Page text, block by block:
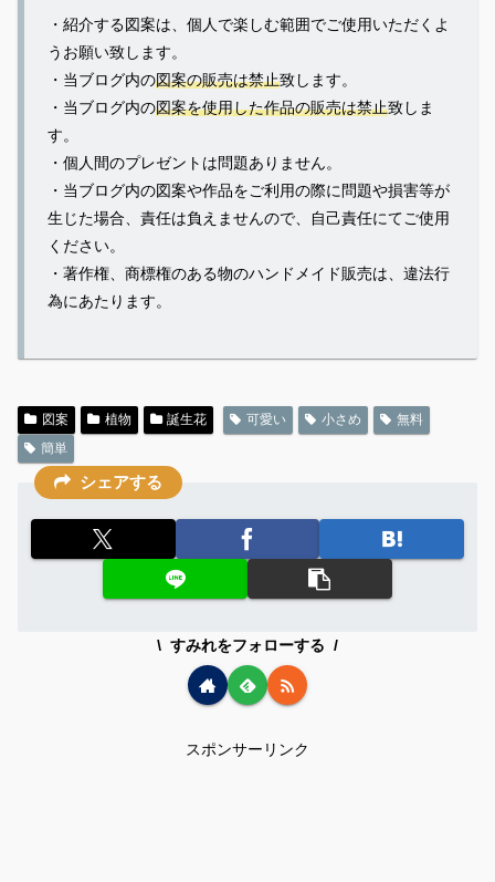
・紹介する図案は、個人で楽しむ範囲でご使用いただくよ
うお願い致します。
・当ブログ内の図案の販売は禁止致します。
・当ブログ内の図案を使用した作品の販売は禁止致しま
す。
・個人間のプレゼントは問題ありません。
・当ブログ内の図案や作品をご利用の際に問題や損害等が
生じた場合、責任は負えませんので、自己責任にてご使用
ください。
・著作権、商標権のある物のハンドメイド販売は、違法行
為にあたります。
図案 植物 誕生花 可愛い 小さめ
無料
簡単
シェアする
すみれをフォローする
スポンサーリンク